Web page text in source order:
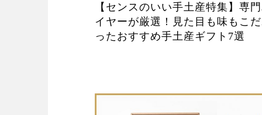
【センスのいい手土産特集】専
イヤーが厳選！見た目も味もこ
ったおすすめ手土産ギフト7選